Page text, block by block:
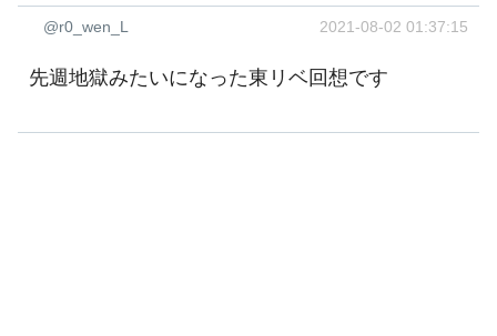
@r0_wen_L 2021-08-02 01:37:15
先週地獄みたいになった東リベ回想です